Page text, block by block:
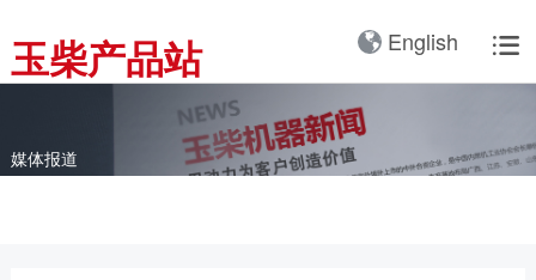
玉柴产品站 
English
产品与解决方案
卡车动力
工程机械动力
工业动力
发电系统
产品3D展厅
全球服务支持
服务理念
全球服务网络
海外服务网络
服务理念
服务理念与服务承诺
服务政策
我们的公司
研发实力
媒体报道